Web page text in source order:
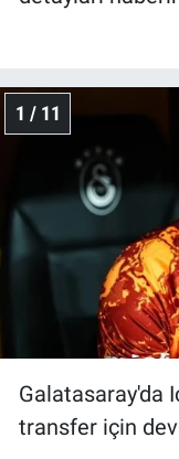
1 / 11
Galatasaray'da
transfer için